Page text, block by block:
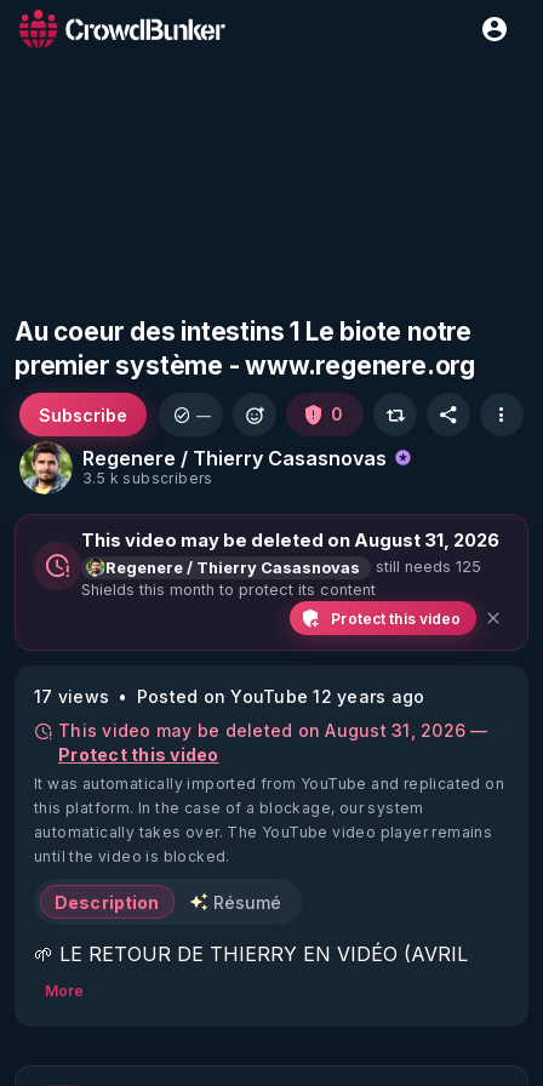
Au coeur des intestins 1 Le biote notre
premier système - www.regenere.org
Regenere / Thierry Casasnovas
3.5 k subscribers
Subscribe — 0
This video may be deleted on August 31, 2026
Regenere / Thierry Casasnovas
still needs 125
Shields this month to protect its content
Protect this video
17 views
Posted on YouTube 12 years ago
This video may be deleted on August 31, 2026 —
Protect this video
It was automatically imported from YouTube and replicated on
this platform. In the case of a blockage, our system
automatically takes over. The YouTube video player remains
until the video is blocked.
Description Résumé
🌱 LE RETOUR DE THIERRY EN VIDÉO (AVRIL
2022)!
https://www.rgnr.fr/presentation.html
More